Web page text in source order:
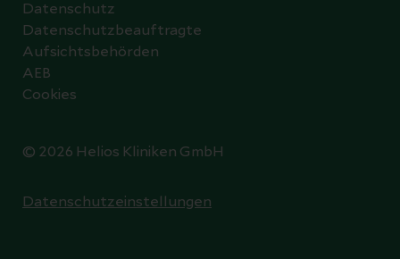
© 2026 Helios Kliniken GmbH
Datenschutz
Datenschutzbeauftragte
Aufsichtsbehörden
AEB
Cookies
Datenschutzeinstellungen